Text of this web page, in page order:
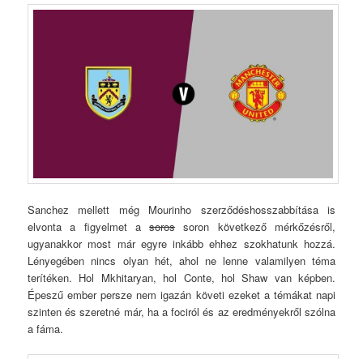
Sanchez mellett még Mourinho szerződéshosszabbítása is
elvonta a figyelmet asorossoron következő mérkőzésről,
ugyanakkor most már egyre inkább ehhez szokhatunk hozzá.
Lényegében nincs olyan hét, ahol ne lenne valamilyen téma
terítéken. Hol Mkhitaryan, hol Conte, hol Shaw van képben.
Épeszű ember persze nem igazán követi ezeket a témákat napi
szinten és szeretné már, ha a fociról és az eredményekről szólna
a fáma.